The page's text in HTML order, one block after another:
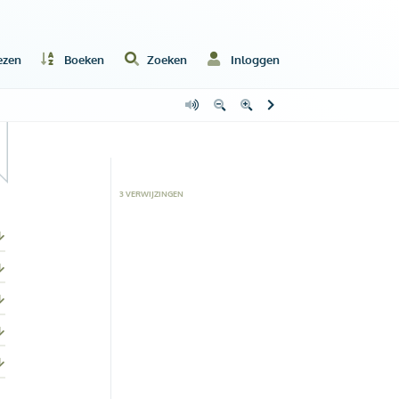
Boeken Zoeken Inloggen
3VERWIJZINGEN